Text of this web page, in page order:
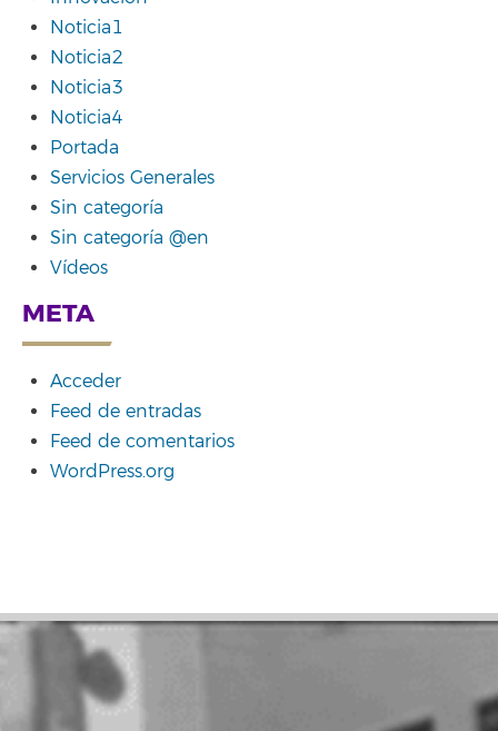
Noticia1
Noticia2
Noticia3
Noticia4
Portada
Servicios Generales
Sin categoría
Sin categoría @en
Vídeos
META
Acceder
Feed de entradas
Feed de comentarios
WordPress.org